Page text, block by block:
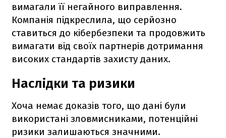
вимагали її негайного виправлення.
Компанія підкреслила, що серйозно
ставиться до кібербезпеки та продовжить
вимагати від своїх партнерів дотримання
високих стандартів захисту даних.
Наслідки та ризики
Хоча немає доказів того, що дані були
використані зловмисниками, потенційні
ризики залишаються значними.